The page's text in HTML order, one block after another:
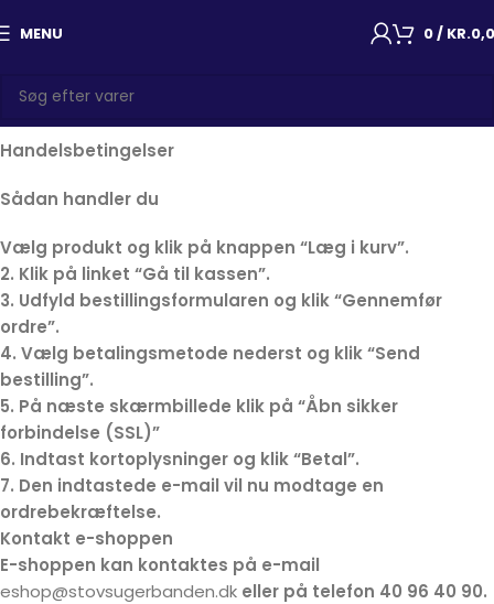
MENU 0/ KR.
Handelsbetingelser
Sådan handler du
Vælg produkt og klik på knappen “Læg i kurv”.
2. Klik på linket “Gå til kassen”.
3. Udfyld bestillingsformularen og klik “Gennemfør
ordre”.
4. Vælg betalingsmetode nederst og klik “Send
bestilling”.
5. På næste skærmbillede klik på “Åbn sikker
forbindelse (SSL)”
6. Indtast kortoplysninger og klik “Betal”.
7. Den indtastede e-mail vil nu modtage en
ordrebekræftelse.
Kontakt e-shoppen
E-shoppen kan kontaktes på e-mail
eshop@stovsugerbanden.dk eller på telefon 40 96 40 90.